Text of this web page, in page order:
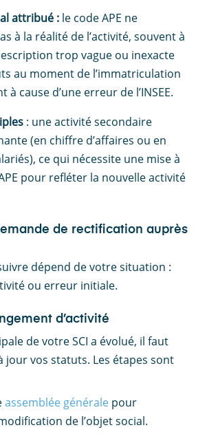
attribué : le code APE ne
à la réalité de l’activité, souvent à
trop vague ou inexacte
au moment de l’immatriculation
à cause d’une erreur de l’INSEE.
: une activité secondaire
(en chiffre d’affaires ou en
ce qui nécessite une mise à
pour refléter la nouvelle activité
de rectification auprès
dépend de votre situation :
ou erreur initiale.
d’activité
de votre SCI a évolué, il faut
jour vos statuts. Les étapes sont
assemblée générale pour
de l’objet social.